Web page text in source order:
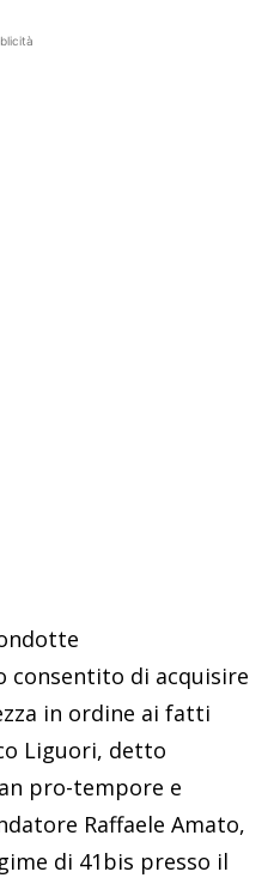
consentito di acquisire
in ordine ai fatti
Liguori, detto
pro-tempore e
Raffaele Amato,
di 41bis presso il